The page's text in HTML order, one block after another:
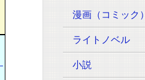
漫画（コミック）
ライトノベル
小説